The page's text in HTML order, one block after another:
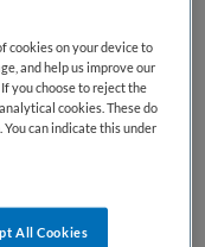
assistenten bij
enkele
interessant zijn.
cookies on your device to
and help us improve our
you choose to reject the
cookies. These do
can indicate this under
All Cookies